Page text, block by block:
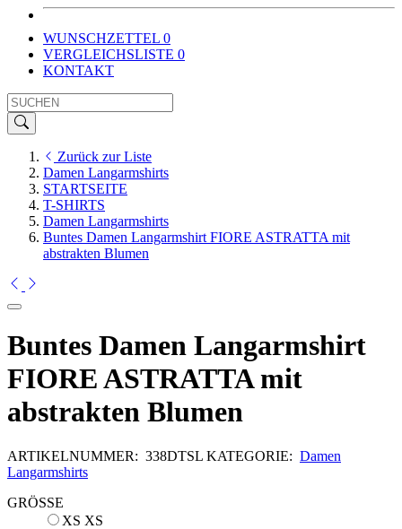
WUNSCHZETTEL 0
VERGLEICHSLISTE 0
KONTAKT
Zurück zur Liste
Damen Langarmshirts
STARTSEITE
T-SHIRTS
Damen Langarmshirts
Buntes Damen Langarmshirt FIORE ASTRATTA mit
abstrakten Blumen
Buntes Damen Langarmshirt
FIORE ASTRATTA mit
abstrakten Blumen
ARTIKELNUMMER: 338DTSL KATEGORIE: Damen
Langarmshirts
GRÖSSE
XS XS